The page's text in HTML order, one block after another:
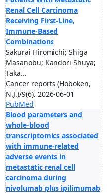
Renal Cell Carcinoma
Receiving First-Line,
Immune-Based
Combinations
Sakurai Hiromichi; Shiga
Masanobu; Kandori Shuya;
Taka...
Cancer reports (Hoboken,
N.J.)/9(6), 2026-06-01
PubMed
Blood parameters and
whole-blood
transcriptomics associated
with immune-related
adverse events in
metastatic renal cell
carcinoma during
nivolumab plus ipilimumab